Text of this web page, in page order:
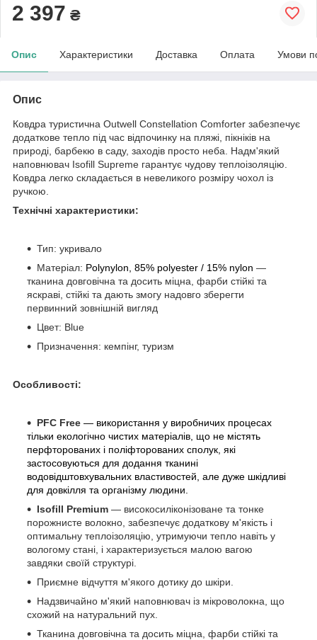
2 397 ₴
Опис Характеристики Доставка Оплата Умови
Опис
Ковдра туристична Outwell Constellation Comforter забезпечує
додаткове тепло під час відпочинку на пляжі, пікніків на
природі, барбекю в саду, заходів просто неба. Надм'який
наповнювач Isofill Supreme гарантує чудову теплоізоляцію.
Ковдра легко складається в невеликого розміру чохол із
ручкою.
Технічні характеристики:
Тип: укривало
Матеріал: Polynylon, 85% polyester / 15% nylon —
тканина довговічна та досить міцна, фарби стійкі та
яскраві, стійкі та дають змогу надовго зберегти
первинний зовнішній вигляд
Цвет: Blue
Призначення: кемпінг, туризм
Особливості:
PFC Free — використання у виробничих процесах
тільки екологічно чистих матеріалів, що не містять
перфторованих і поліфторованих сполук, які
застосовуються для додання тканині
водовідштовхувальних властивостей, але дуже шкідливі
для довкілля та організму людини.
Isofill Premium — високосиліконізоване та тонке
порожнисте волокно, забезпечує додаткову м'якість і
оптимальну теплоізоляцію, утримуючи тепло навіть у
вологому стані, і характеризується малою вагою
завдяки своїй структурі.
Приємне відчуття м'якого дотику до шкіри.
Надзвичайно м'який наповнювач із мікроволокна, що
схожий на натуральний пух.
Тканина довговічна та досить міцна, фарби стійкі та